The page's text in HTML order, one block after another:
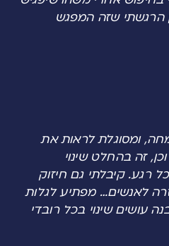
הרגשתי שזה המפגש
ומסוגלת לראות את
זה בהחלט שינוי
רגע. קיבלתי גם חיזוק
לאנשים… מפתיע לגלות
עושים שינוי בכל רובדי